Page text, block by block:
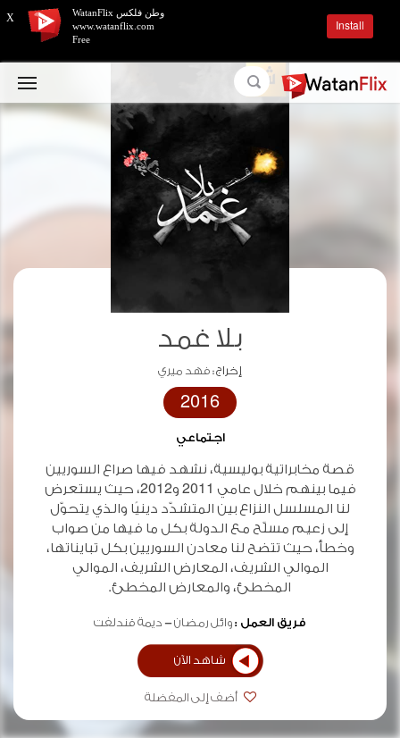
بلا غمد
إخراج :فهد ميري
2016
اجتماعي
قصة مخابراتية بوليسية، نشهد فيها صراع السوريين
فيما بينهم خلال عامي 2011 و2012، حيث يستعرض
لنا المسلسل النزاع بين المتشدّد دينيًا والذي يتحوّل
إلى زعيم مسلّح مع الدولة بكل ما فيها من صواب
وخطأ، حيث تتضح لنا معادن السوريين بكل تبايناتها،
الموالي الشريف، المعارض الشريف، الموالي
المخطئ، والمعارض المخطئ.
فريق العمل :وائل رمضان ديمة قندلفت
شاهد الآن
أضف إلى المفضلة
X
وطن فلكس WatanFlix
www.watanflix.com
Free
Install